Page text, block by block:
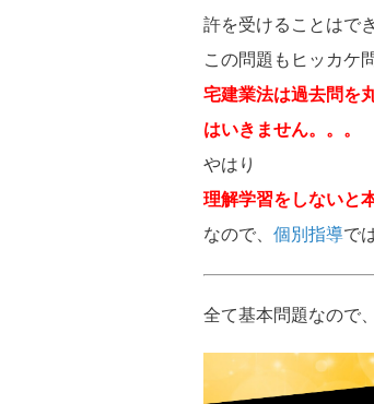
許を受けることはで
この問題もヒッカケ
宅建業法は過去問を
はいきません。。。
やはり
理解学習をしないと
なので、 個別指導で
全て基本問題なので